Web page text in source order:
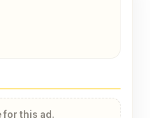
for this ad.